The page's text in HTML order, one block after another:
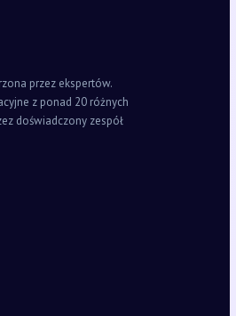
przez ekspertów.
z ponad 20 różnych
doświadczony zespół